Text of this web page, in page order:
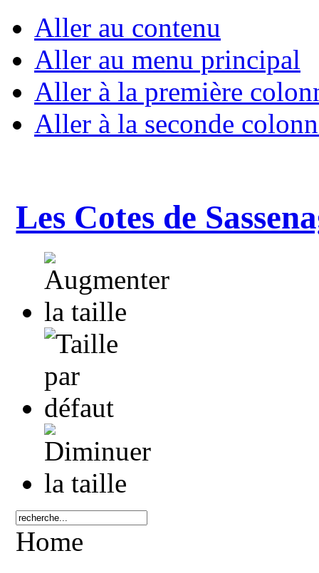
Aller au contenu
Aller au menu principal
Aller à la première
Aller à la seconde
Les Cotes de
Home